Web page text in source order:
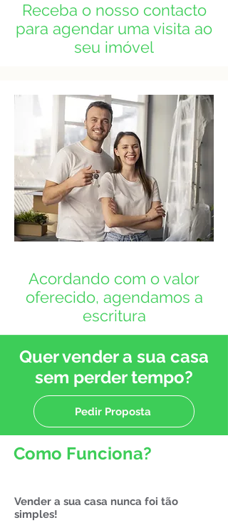
Receba o nosso contacto
para agendar uma visita ao
seu imóvel
Acordando com o valor
oferecido, agendamos a
escritura
​Quer vender a sua casa
sem perder tempo?
Pedir Proposta
Como Funciona?
Vender a sua casa nunca foi tão
simples!